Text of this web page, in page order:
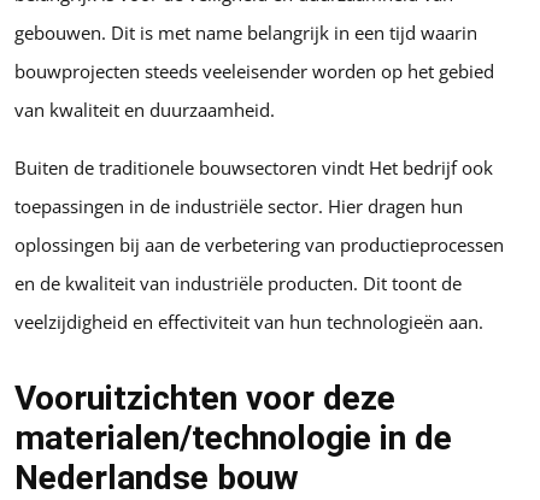
gebouwen. Dit is met name belangrijk in een tijd waarin
bouwprojecten steeds veeleisender worden op het gebied
van kwaliteit en duurzaamheid.
Buiten de traditionele bouwsectoren vindt Het bedrijf ook
toepassingen in de industriële sector. Hier dragen hun
oplossingen bij aan de verbetering van productieprocessen
en de kwaliteit van industriële producten. Dit toont de
veelzijdigheid en effectiviteit van hun technologieën aan.
Vooruitzichten voor deze
materialen/technologie in de
Nederlandse bouw